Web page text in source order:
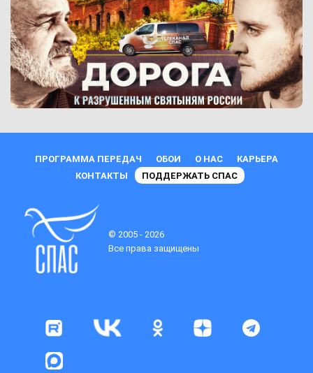
ПРОГРАММА ПЕРЕДАЧ ОБОИ О НАС
КАРЬЕРА
КОНТАКТЫ
ПОДДЕРЖАТЬ СПАС
© 2005 - 2026
Все права защищены